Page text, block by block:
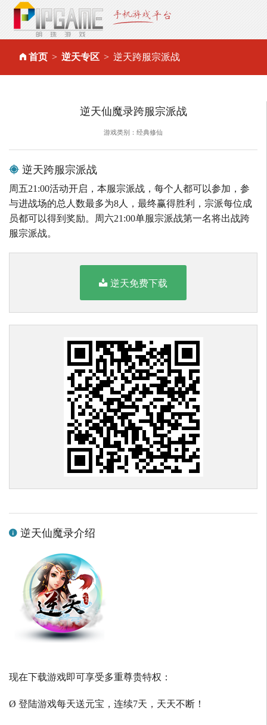
首页 逆天专区 逆天跨服宗派战
逆天仙魔录跨服宗派战
游戏类别：经典修仙
逆天跨服宗派战
周五21:00活动开启，本服宗派战，每个人都可以参加，参
与进战场的总人数最多为8人，最终赢得胜利，宗派每位成
员都可以得到奖励。周六21:00单服宗派战第一名将出战跨
服宗派战。
逆天免费下载
逆天仙魔录介绍
现在下载游戏即可享受多重尊贵特权：
Ø 登陆游戏每天送元宝，连续7天，天天不断！